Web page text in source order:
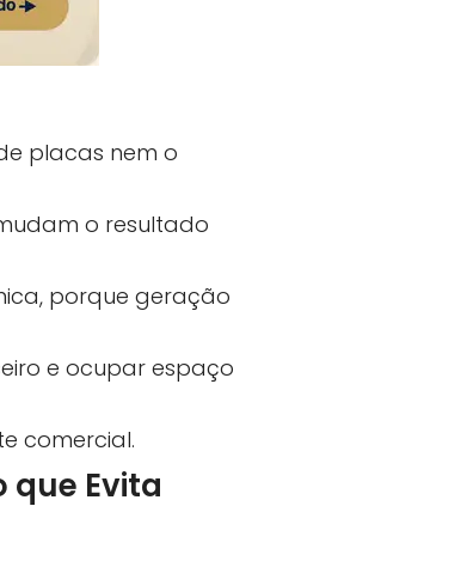
placas nem o
o resultado
porque geração
e ocupar espaço
comercial.
que Evita